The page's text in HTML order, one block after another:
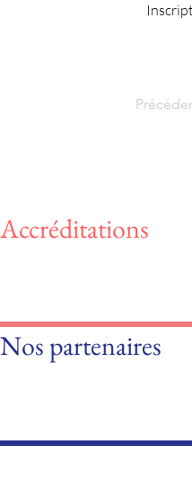
Accréditations
Nos partenaires